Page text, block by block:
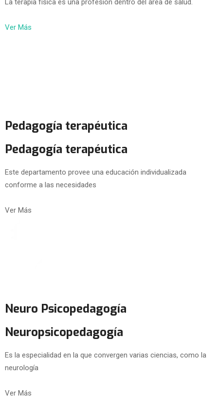
La terapia física es una profesión dentro del área de salud.
Ver Más
Pedagogía terapéutica
Pedagogía terapéutica
Este departamento provee una educación individualizada
conforme a las necesidades
Ver Más
Neuro Psicopedagogía
Neuropsicopedagogía
Es la especialidad en la que convergen varias ciencias, como la
neurología
Ver Más